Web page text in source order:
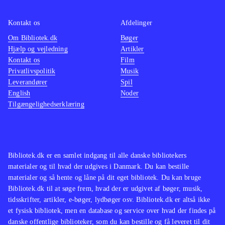
Der er udelukkende mulighed for
singleplayer og ingen onlinefunktion.
Spillet kan gennemføres på 6-7 timer
I opbygning, plot og grafik ligner
spillet andre Springdale-spil som fx
Ud over engene og Over stok og
før. Spillet bidrager ikke med nyt til
genren, men er bestemt et hyggeligt,
om end lidt kortvarigt, bekendtskab.
Bibliotek.dk er en samlet indgang til alle danske bibliotekers
materialer og til hvad der udgives i Danmark. Du kan bestille
materialer og så hente og låne på dit eget bibliotek. Du kan bruge
Bibliotek.dk til at søge frem, hvad der er udgivet af bøger, musik,
tidsskrifter, artikler, e-bøger, lydbøger osv. Bibliotek.dk er altså ikke
et fysisk bibliotek, men en database og service over hvad der findes på
danske offentlige biblioteker, som du kan bestille og få leveret til dit
Kontakt os
Om Bibliotek.dk
Hjælp og vejledning
Kontakt os
Privatlivspolitik
Leverandører
English
Tilgængelighedserklæring
Afdelinger
Bøger
Artikler
Film
Musik
Spil
Noder